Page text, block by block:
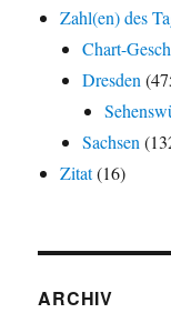
Zahl(en) des
Chart-
Dresden
Sachsen
Zitat(16)
ARCHIV